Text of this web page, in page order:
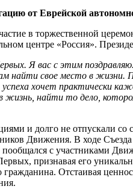
от Еврейской
в торжественной
центре «Россия».
Я вас с этим
найти свое место в жизни.
успеха хочет
найти то дело,
и долго не отпускали
Движения. В ходе
с участниками
признавая его
Отстаивая